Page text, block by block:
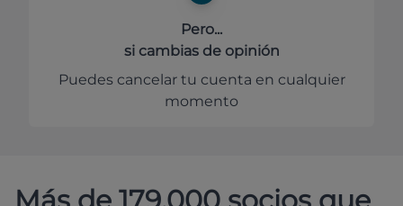
Pero...
si cambias de opinión
Puedes cancelar tu cuenta en cualquier
momento